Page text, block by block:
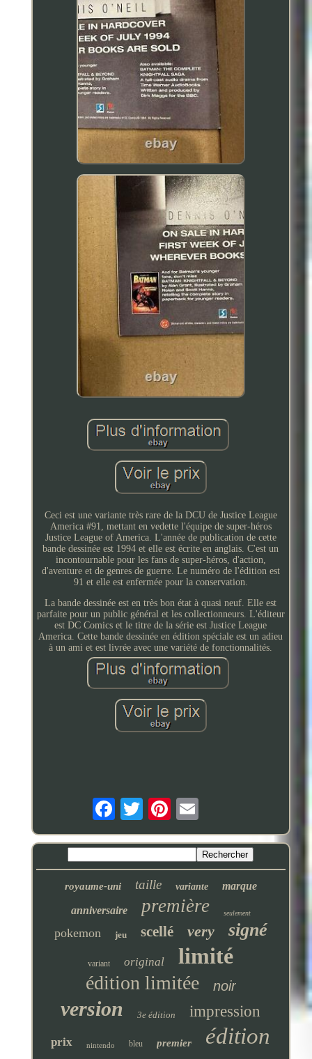
Ceci est une variante très rare de la DCU de Justice League
America #91, mettant en vedette l'équipe de super-héros
Justice League of America. L'année de publication de cette
bande dessinée est 1994 et elle est écrite en anglais. C'est un
incontournable pour les fans de super-héros, d'action,
d'aventure et de genres de guerre. Le numéro de l'édition est
91 et elle est enfermée pour la conservation.
La bande dessinée est en très bon état à quasi neuf. Elle est
parfaite pour un public général et les collectionneurs. L'éditeur
est DC Comics et le titre de la série est Justice League
America. Cette bande dessinée en édition spéciale est un adieu
à un ami et est livrée avec une variété de fonctionnalités.
royaume-uni taille variante marque
anniversaire première seulement
pokemon jeu scellé very signé
variant original limité
édition limitée noir
version 3e édition impression
prix nintendo bleu premier édition